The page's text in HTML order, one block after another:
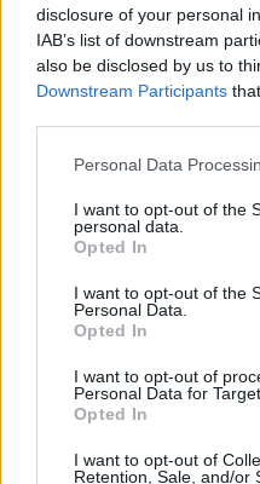
disclosure of your personal
IAB’s list of downstream
also be disclosed by us to
Downstream Participants
Please note that this
not limited to your visit or
grant or deny consent to
use your data for below
consent section.
Personal Data
I want to opt-out of the
personal data.
Opted In
I want to opt-out of the
Personal Data.
Opted In
I want to opt-out of
Personal Data for
Opted In
I want to opt-out of
Retention, Sale, and/or
monitorozza. Ahol
a területileg illetékes
riasztást, gyérítést végez.
a hazai halállomány
egyedszámú kormorán
kialakulását kötelességük
TOVÁBB OLVASOM
Magyarország gyérítés ,
horgászegyesület ,mohosz